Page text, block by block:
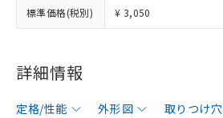
標準価格(税別) ¥ 3,050
詳細情報
定格/性能 外形図 取りつけ